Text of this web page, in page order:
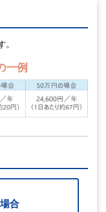
一例
合